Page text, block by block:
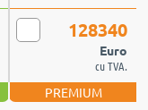
128340
Euro
cu TVA.
PREMIUM